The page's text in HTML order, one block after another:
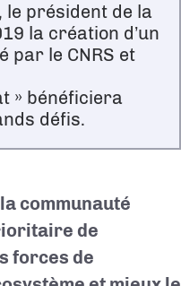
président de la
la création d’un
par le CNRS et
» bénéficiera
défis.
communauté
de
forces de